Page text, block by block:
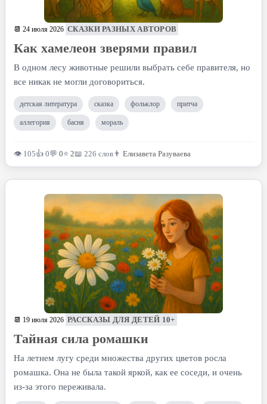
📆 24 июля 2026 СКАЗКИ РАЗНЫХ АВТОРОВ
Как хамелеон зверями правил
В одном лесу животные решили выбрать себе правителя, но
все никак не могли договориться.
детская литература сказка фольклор притча
аллегория басня мораль
👁 105👍 0💬 0⭐ 2📖 226 слов 👨 Елизавета Разуваева
📆 19 июля 2026 РАССКАЗЫ ДЛЯ ДЕТЕЙ 10+
Тайная сила ромашки
На летнем лугу среди множества других цветов росла
ромашка. Она не была такой яркой, как ее соседи, и очень
из-за этого переживала.